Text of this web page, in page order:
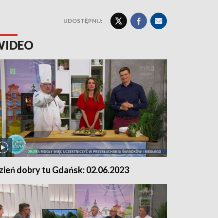
UDOSTĘPNIJ:
dobry tu Gdańsk: 02.06.2023